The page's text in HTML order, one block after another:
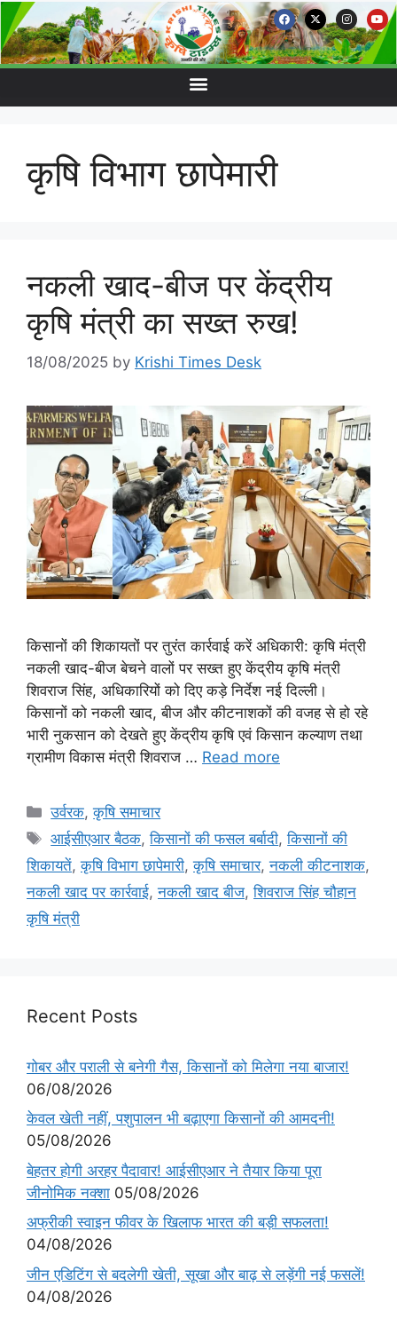
कृषि विभाग छापेमारी
नकली खाद-बीज पर केंद्रीय
कृषि मंत्री का सख्त रुख!
18/08/2025 by Krishi Times Desk
किसानों की शिकायतों पर तुरंत कार्रवाई करें अधिकारी: कृषि मंत्री
नकली खाद-बीज बेचने वालों पर सख्त हुए केंद्रीय कृषि मंत्री
शिवराज सिंह, अधिकारियों को दिए कड़े निर्देश नई दिल्ली।
किसानों को नकली खाद, बीज और कीटनाशकों की वजह से हो रहे
भारी नुकसान को देखते हुए केंद्रीय कृषि एवं किसान कल्याण तथा
ग्रामीण विकास मंत्री शिवराज … Read more
उर्वरक,कृषि समाचार
आईसीएआर बैठक,किसानों की फसल बर्बादी,किसानों की
शिकायतें,कृषि विभाग छापेमारी,कृषि समाचार,नकली कीटनाशक,
नकली खाद पर कार्रवाई,नकली खाद बीज,शिवराज सिंह चौहान
कृषि मंत्री
Recent Posts
गोबर और पराली से बनेगी गैस, किसानों को मिलेगा नया बाजार!
06/08/2026
केवल खेती नहीं, पशुपालन भी बढ़ाएगा किसानों की आमदनी!
05/08/2026
बेहतर होगी अरहर पैदावार! आईसीएआर ने तैयार किया पूरा
जीनोमिक नक्शा 05/08/2026
अफ्रीकी स्वाइन फीवर के खिलाफ भारत की बड़ी सफलता!
04/08/2026
जीन एडिटिंग से बदलेगी खेती, सूखा और बाढ़ से लड़ेंगी नई फसलें!
04/08/2026